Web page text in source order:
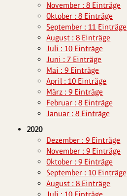
November : 8 Einträge
Oktober : 8 Einträge
September : 11 Einträge
August : 8 Einträge
Juli : 10 Einträge
Juni : 7 Einträge
Mai : 9 Einträge
April : 10 Einträge
März : 9 Einträge
Februar : 8 Einträge
Januar : 8 Einträge
2020
Dezember : 9 Einträge
November : 9 Einträge
Oktober : 9 Einträge
September : 10 Einträge
August : 8 Einträge